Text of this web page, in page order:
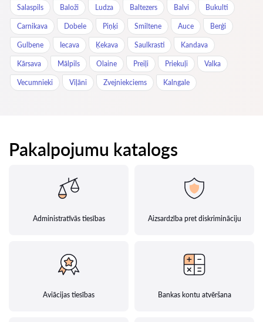
Salaspils Baloži Ludza Baltezers Balvi Bukulti
Carnikava Dobele Piņķi Smiltene Auce Berģi
Gulbene Iecava Ķekava Saulkrasti Kandava
Kārsava Mālpils Olaine Preiļi Priekuļi Valka
Vecumnieki Viļāni Zvejniekciems Kalngale
Pakalpojumu katalogs
Administratīvās tiesības Aizsardzība pret diskrimināciju
Aviācijas tiesības Bankas kontu atvēršana